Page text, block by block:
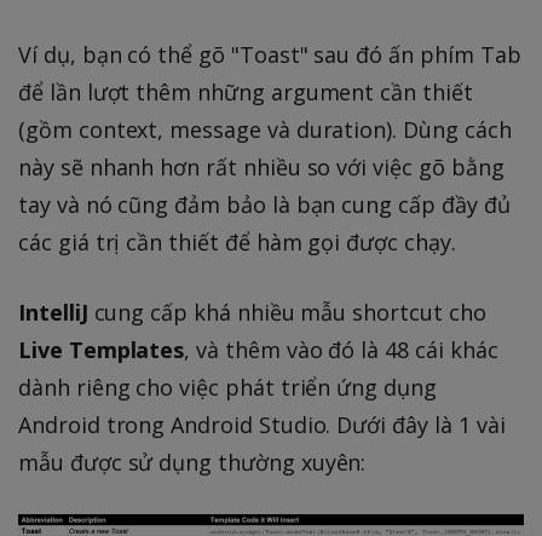
Ví dụ, bạn có thể gõ "Toast" sau đó ấn phím Tab
để lần lượt thêm những argument cần thiết
(gồm context, message và duration). Dùng cách
này sẽ nhanh hơn rất nhiều so với việc gõ bằng
tay và nó cũng đảm bảo là bạn cung cấp đầy đủ
các giá trị cần thiết để hàm gọi được chạy.
IntelliJ cung cấp khá nhiều mẫu shortcut cho
Live Templates, và thêm vào đó là 48 cái khác
dành riêng cho việc phát triển ứng dụng
Android trong Android Studio. Dưới đây là 1 vài
mẫu được sử dụng thường xuyên: